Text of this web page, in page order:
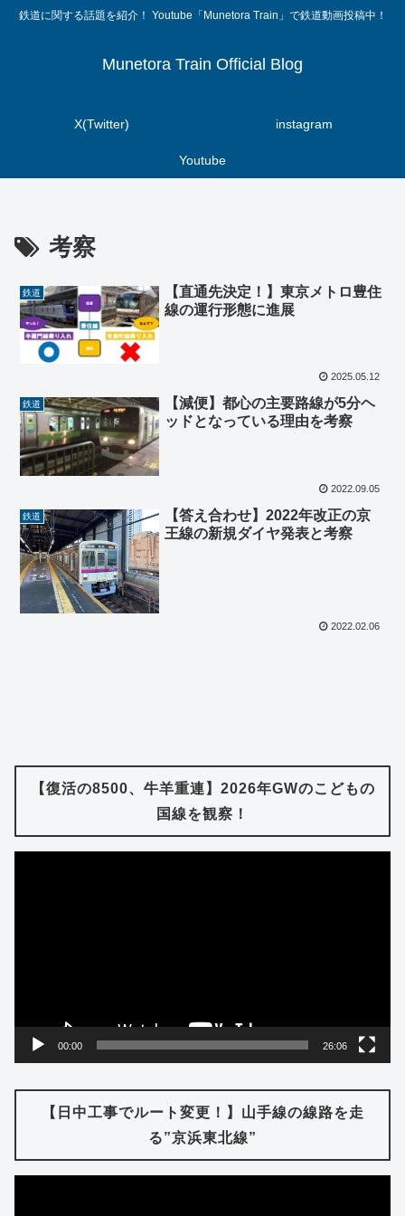
鉄道に関する話題を紹介！ Youtube「Munetora Train」で鉄道動画投稿中！
Munetora Train Official Blog
X(Twitter) instagram
Youtube
考察
鉄道
【直通先決定！】東京メトロ豊住
線の運行形態に進展
2025.05.12
鉄道
【減便】都心の主要路線が5分ヘ
ッドとなっている理由を考察
2022.09.05
鉄道
【答え合わせ】2022年改正の京
王線の新規ダイヤ発表と考察
2022.02.06
【復活の8500、牛羊重連】2026年GWのこどもの
国線を観察！
00:00 26:06
【日中工事でルート変更！】山手線の線路を走
る”京浜東北線”